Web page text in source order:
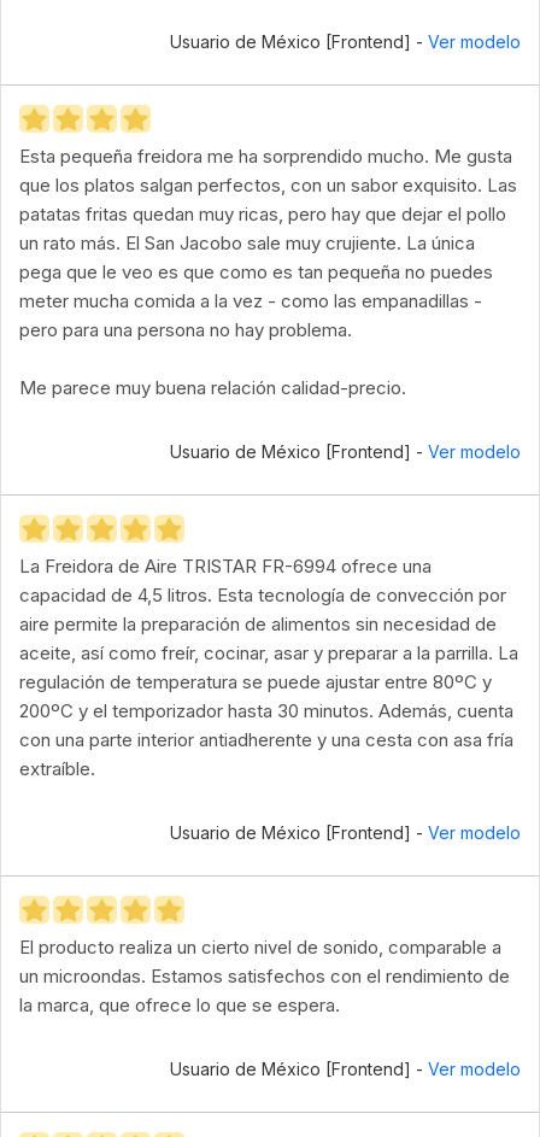
Usuario de México [Frontend] - Ver modelo
Esta pequeña freidora me ha sorprendido mucho. Me gusta
que los platos salgan perfectos, con un sabor exquisito. Las
patatas fritas quedan muy ricas, pero hay que dejar el pollo
un rato más. El San Jacobo sale muy crujiente. La única
pega que le veo es que como es tan pequeña no puedes
meter mucha comida a la vez - como las empanadillas -
pero para una persona no hay problema.
Me parece muy buena relación calidad-precio.
Usuario de México [Frontend] - Ver modelo
La Freidora de Aire TRISTAR FR-6994 ofrece una
capacidad de 4,5 litros. Esta tecnología de convección por
aire permite la preparación de alimentos sin necesidad de
aceite, así como freír, cocinar, asar y preparar a la parrilla. La
regulación de temperatura se puede ajustar entre 80ºC y
200ºC y el temporizador hasta 30 minutos. Además, cuenta
con una parte interior antiadherente y una cesta con asa fría
extraíble.
Usuario de México [Frontend] - Ver modelo
El producto realiza un cierto nivel de sonido, comparable a
un microondas. Estamos satisfechos con el rendimiento de
la marca, que ofrece lo que se espera.
Usuario de México [Frontend] - Ver modelo